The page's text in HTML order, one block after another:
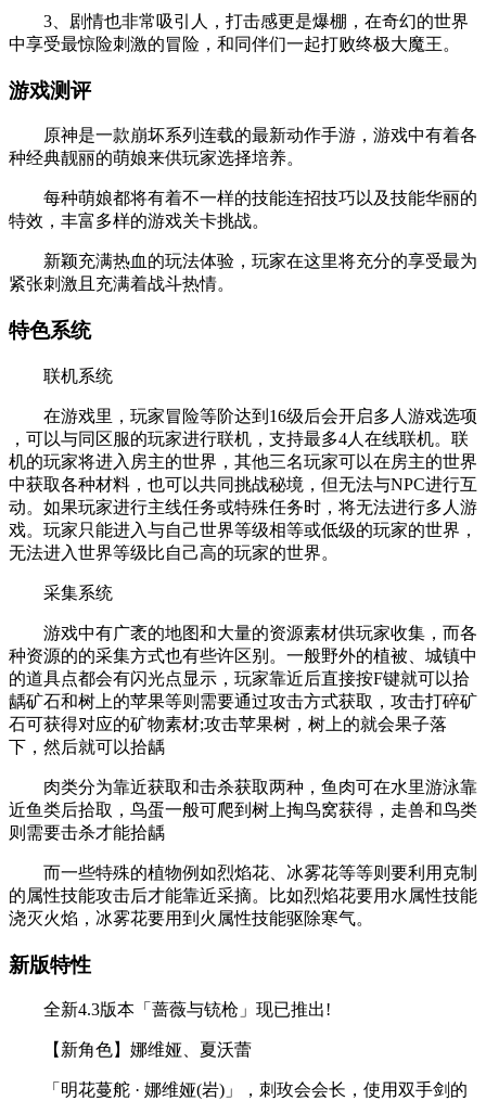
3、剧情也非常吸引人，打击感更是爆棚，在奇幻的世界
中享受最惊险刺激的冒险，和同伴们一起打败终极大魔王。
游戏测评
原神是一款崩坏系列连载的最新动作手游，游戏中有着各
种经典靓丽的萌娘来供玩家选择培养。
每种萌娘都将有着不一样的技能连招技巧以及技能华丽的
特效，丰富多样的游戏关卡挑战。
新颖充满热血的玩法体验，玩家在这里将充分的享受最为
紧张刺激且充满着战斗热情。
特色系统
联机系统
在游戏里，玩家冒险等阶达到16级后会开启多人游戏选项
，可以与同区服的玩家进行联机，支持最多4人在线联机。联
机的玩家将进入房主的世界，其他三名玩家可以在房主的世界
中获取各种材料，也可以共同挑战秘境，但无法与NPC进行互
动。如果玩家进行主线任务或特殊任务时，将无法进行多人游
戏。玩家只能进入与自己世界等级相等或低级的玩家的世界，
无法进入世界等级比自己高的玩家的世界。
采集系统
游戏中有广袤的地图和大量的资源素材供玩家收集，而各
种资源的的采集方式也有些许区别。一般野外的植被、城镇中
的道具点都会有闪光点显示，玩家靠近后直接按F键就可以拾
龋矿石和树上的苹果等则需要通过攻击方式获取，攻击打碎矿
石可获得对应的矿物素材;攻击苹果树，树上的就会果子落
下，然后就可以拾龋
肉类分为靠近获取和击杀获取两种，鱼肉可在水里游泳靠
近鱼类后拾取，鸟蛋一般可爬到树上掏鸟窝获得，走兽和鸟类
则需要击杀才能拾龋
而一些特殊的植物例如烈焰花、冰雾花等等则要利用克制
的属性技能攻击后才能靠近采摘。比如烈焰花要用水属性技能
浇灭火焰，冰雾花要用到火属性技能驱除寒气。
新版特性
全新4.3版本「蔷薇与铳枪」现已推出!
【新角色】娜维娅、夏沃蕾
「明花蔓舵 · 娜维娅(岩)」，刺玫会会长，使用双手剑的